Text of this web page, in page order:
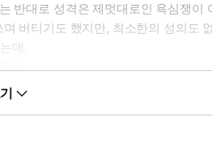
대로 성격은 제멋대로인 욕심쟁이
버티기도 했지만, 최소한의 성의도
데.
때.